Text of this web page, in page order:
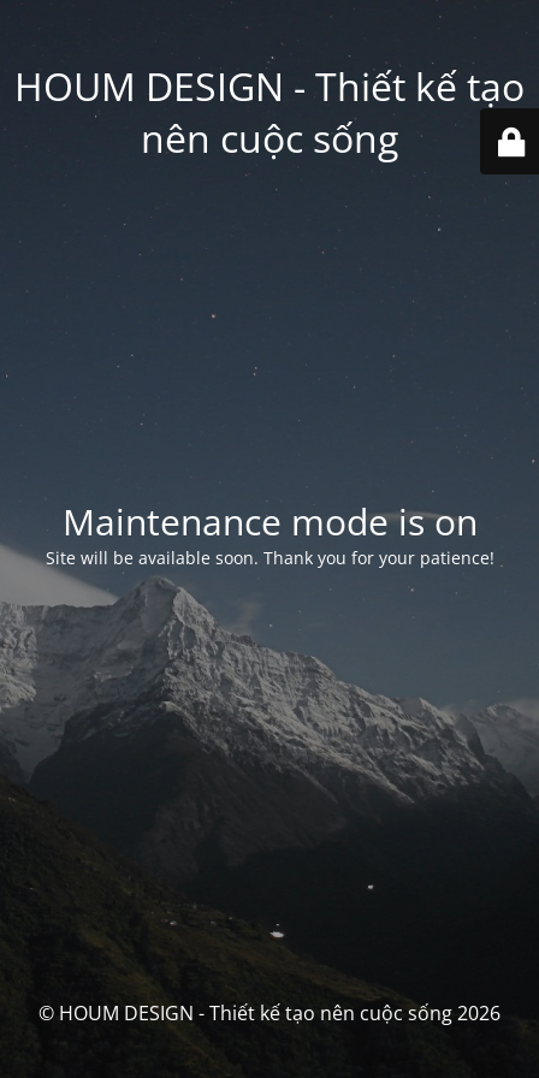
HOUM DESIGN - Thiết kế tạo
nên cuộc sống
Maintenance mode is on
Site will be available soon. Thank you for your patience!
© HOUM DESIGN - Thiết kế tạo nên cuộc sống 2026